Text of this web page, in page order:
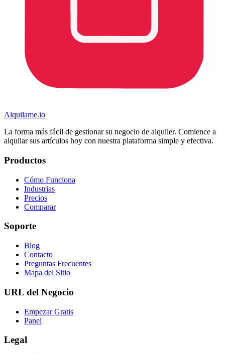
Alquilame.io
La forma más fácil de gestionar su negocio de alquiler. Comience a
alquilar sus artículos hoy con nuestra plataforma simple y efectiva.
Productos
Cómo Funciona
Industrias
Precios
Comparar
Soporte
Blog
Contacto
Preguntas Frecuentes
Mapa del Sitio
URL del Negocio
Empezar Gratis
Panel
Legal